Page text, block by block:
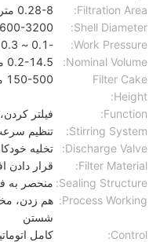
Filtration Area:
0.28-8 متر مربع
Shell Diameter:
600-3200 میلی متر
Work Pressure:
-0.1 ~ 0.3 مگاپاسکال
Nominal Volume:
0.2-14.5 متر مکعب
Filter Cake
Height:
150-500 میلی متر
Function:
فیلتر
Stirring System:
تنظیم
Discharge Valve:
تخلیه
Filter Material:
قرار دادن
Sealing Structure: منحصر به
Process Working:
هم زدن،
شستن
Control:
کامل